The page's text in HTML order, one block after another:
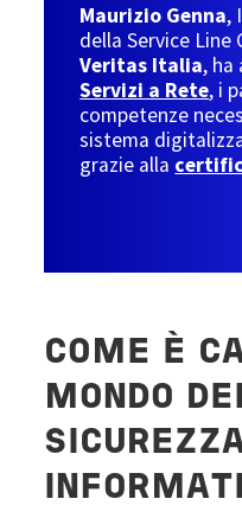
Maurizio Genna,
della Service
Veritas Italia, ha
Servizi a Rete, i
competenze
sistema
grazie alla
COME È
MONDO